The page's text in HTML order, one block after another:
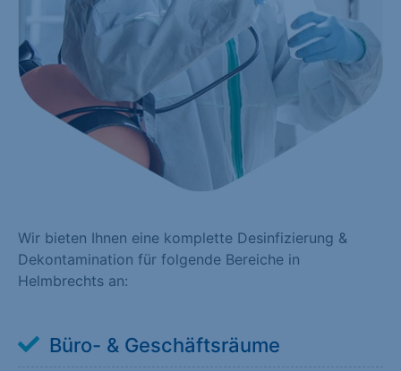
Wir bieten Ihnen eine komplette Desinfizierung &
Dekontamination für folgende Bereiche in
Helmbrechts an:
Büro- & Geschäftsräume